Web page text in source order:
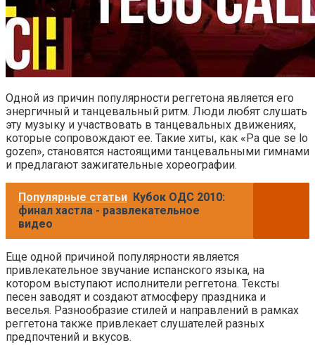
Одной из причин популярности реггетона является его
энергичный и танцевальный ритм. Люди любят слушать
эту музыку и участвовать в танцевальных движениях,
которые сопровождают ее. Такие хиты, как «Pa que se lo
gozen», становятся настоящими танцевальными гимнами
и предлагают зажигательные хореографии.
Популярные статьи Кубок ОДС 2010:
финал хастла - развлекательное
видео
Еще одной причиной популярности является
привлекательное звучание испанского языка, на
котором выступают исполнители реггетона. Тексты
песен заводят и создают атмосферу праздника и
веселья. Разнообразие стилей и направлений в рамках
реггетона также привлекает слушателей разных
предпочтений и вкусов.